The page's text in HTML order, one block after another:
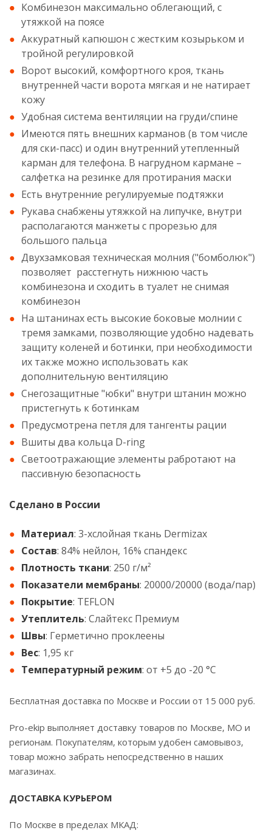
Комбинезон максимально облегающий, с
утяжкой на поясе
Аккуратный капюшон с жестким козырьком и
тройной регулировкой
Ворот высокий, комфортного кроя, ткань
внутренней части ворота мягкая и не натирает
кожу
Удобная система вентиляции на груди/спине
Имеются пять внешних карманов (в том числе
для ски-пасс) и один внутренний утепленный
карман для телефона. В нагрудном кармане –
салфетка на резинке для протирания маски
Есть внутренние регулируемые подтяжки
Рукава снабжены утяжкой на липучке, внутри
располагаются манжеты с прорезью для
большого пальца
Двухзамковая техническая молния ("бомболюк")
позволяет расстегнуть нижнюю часть
комбинезона и сходить в туалет не снимая
комбинезон
На штанинах есть высокие боковые молнии с
тремя замками, позволяющие удобно надевать
защиту коленей и ботинки, при необходимости
их также можно использовать как
дополнительную вентиляцию
Снегозащитные "юбки" внутри штанин можно
пристегнуть к ботинкам
Предусмотрена петля для тангенты рации
Вшиты два кольца D-ring
Светоотражающие элементы рабротают на
пассивную безопасность
Сделано в России
Материал: 3-хслойная ткань Dermizax
Состав: 84% нейлон, 16% спандекс
Плотность ткани: 250 г/м²
Показатели мембраны: 20000/20000 (вода/пар)
Покрытие: TEFLON
Утеплитель: Слайтекс Премиум
Швы: Герметично проклеены
Вес: 1,95 кг
Температурный режим: от +5 до -20 °С
Бесплатная доставка по Москве и России от 15 000 руб.
Pro-ekip выполняет доставку товаров по Москве, МО и
регионам. Покупателям, которым удобен самовывоз,
товар можно забрать непосредственно в наших
магазинах.
ДОСТАВКА КУРЬЕРОМ
По Москве в пределах МКАД: